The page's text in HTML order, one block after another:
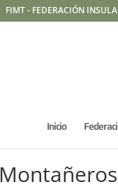
FIMT - FEDERACIÓN
Inicio